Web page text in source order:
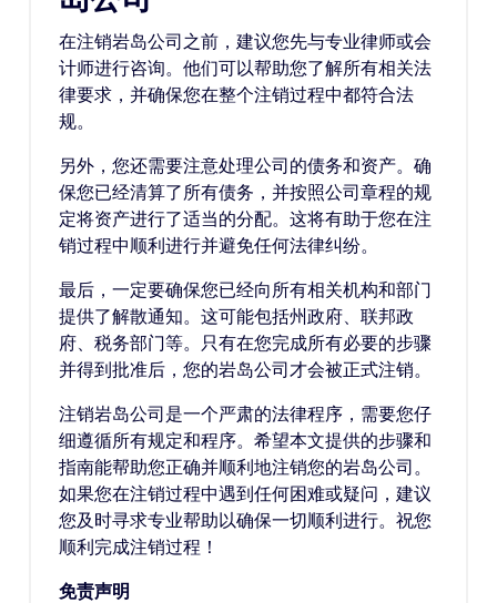
在注销岩岛公司之前，建议您先与专业律师或会
计师进行咨询。他们可以帮助您了解所有相关法
律要求，并确保您在整个注销过程中都符合法
规。
另外，您还需要注意处理公司的债务和资产。确
保您已经清算了所有债务，并按照公司章程的规
定将资产进行了适当的分配。这将有助于您在注
销过程中顺利进行并避免任何法律纠纷。
最后，一定要确保您已经向所有相关机构和部门
提供了解散通知。这可能包括州政府、联邦政
府、税务部门等。只有在您完成所有必要的步骤
并得到批准后，您的岩岛公司才会被正式注销。
注销岩岛公司是一个严肃的法律程序，需要您仔
细遵循所有规定和程序。希望本文提供的步骤和
指南能帮助您正确并顺利地注销您的岩岛公司。
如果您在注销过程中遇到任何困难或疑问，建议
您及时寻求专业帮助以确保一切顺利进行。祝您
顺利完成注销过程！
免责声明